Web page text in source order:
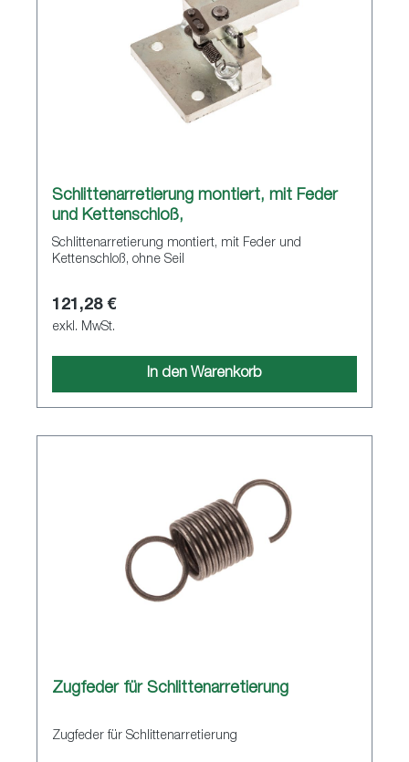
Schlittenarretierung montiert, mit Feder
und Kettenschloß,
Schlittenarretierung montiert, mit Feder und
Kettenschloß, ohne Seil
121,28 €
exkl. MwSt.
In den Warenkorb
Zugfeder für Schlittenarretierung
Zugfeder für Schlittenarretierung